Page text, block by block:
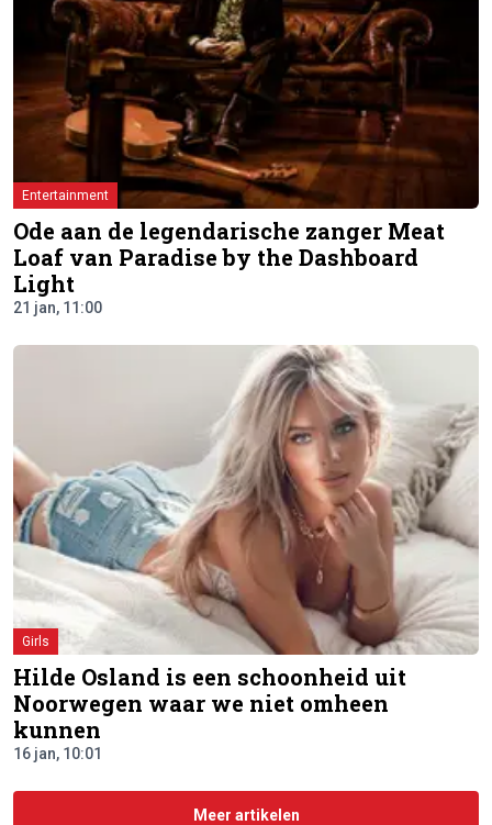
Entertainment
Ode aan de legendarische zanger Meat
Loaf van Paradise by the Dashboard
Light
21 jan, 11:00
Girls
Hilde Osland is een schoonheid uit
Noorwegen waar we niet omheen
kunnen
16 jan, 10:01
Meer artikelen